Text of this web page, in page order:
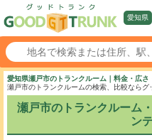
愛知県
愛知県瀬戸市のトランクルーム｜料金・広さ
瀬戸市のトランクルームの検索、比較ならグ
瀬戸市のトランクルーム
ン